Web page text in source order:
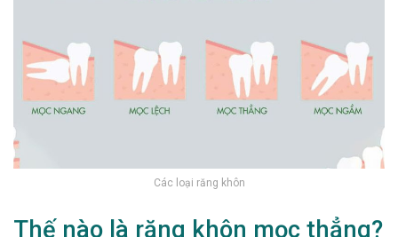
Các loại răng khôn
Thế nào là răng khôn mọc thẳng?